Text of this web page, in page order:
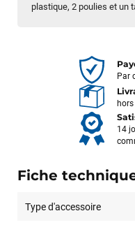
plastique, 2 poulies et un
Par
14
Fiche
Type d'accessoire